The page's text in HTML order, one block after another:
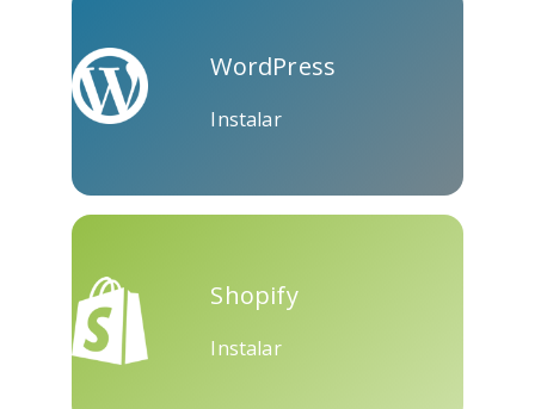
WordPress
Instalar
Shopify
Instalar